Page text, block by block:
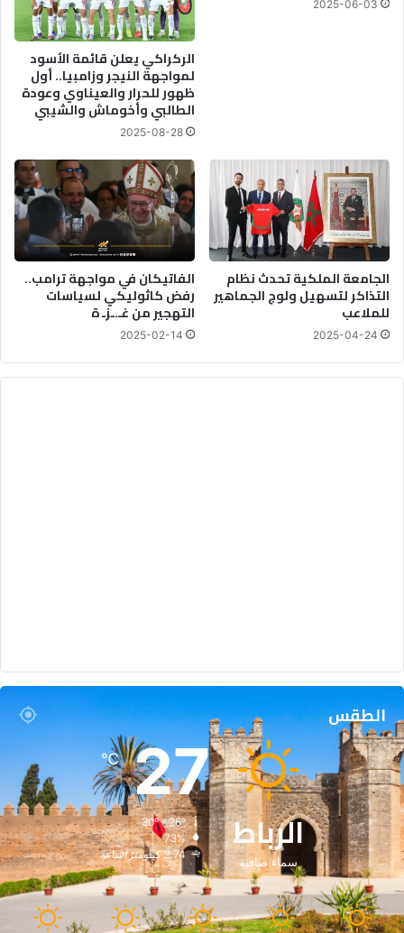
ل
ش
ة
و
ا
ل
ف
ل
2025-06-03
الركراكي يعلن قائمة الأسود
لمواجهة النيجر وزامبيا.. أول
ظهور للحرار والعيناوي وعودة
الطالبي وأخوماش والشيبي
2025-08-28
الجامعة الملكية تحدث نظام
التذاكر لتسهيل ولوج الجماهير
للملاعب
2025-04-24
الفاتيكان في مواجهة ترامب..
رفض كاثوليكي لسياسات
التهجير من غـ.ـزـ ة
2025-02-14
الطقس
الرباط
سماء صافية
27
℃
30º - 26º
73%
2.74 كيلومتر/ساعة